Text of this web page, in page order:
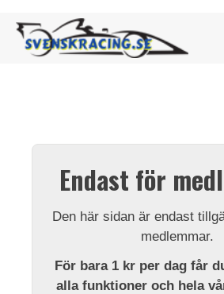
Endast för
Den här sidan är endast
medlemmar.
För bara 1 kr per dag får
alla funktioner och hela